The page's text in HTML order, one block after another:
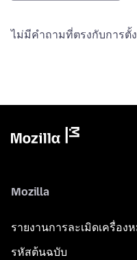
ไม่มีคำถามที่ตรงกับการตั้
Mozilla
รายงานการละเมิดเครื่อง
รหัสต้นฉบับ